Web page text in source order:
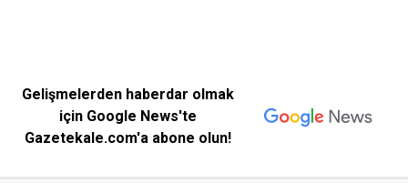
Gelişmelerden haberdar olmak
için Google News'te
Gazetekale.com'a abone olun!